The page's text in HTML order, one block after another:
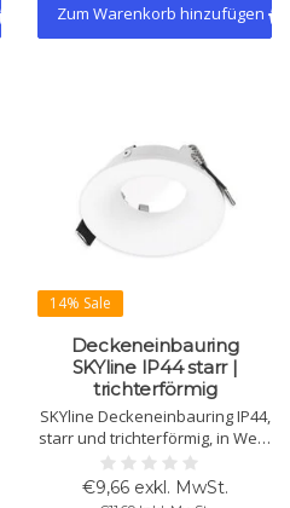
Zum Warenkorb hinzufügen
14% Sale
Deckeneinbauring
SKYline IP44 starr |
trichterförmig
SKYline Deckeneinbauring IP44,
starr und trichterförmig, in Weiß
matt oder Schwarz. Aluminium
mit Schutzglas und Dichtung.
Für MR16-Leuchtmittel in
€9,66 exkl. MwSt.